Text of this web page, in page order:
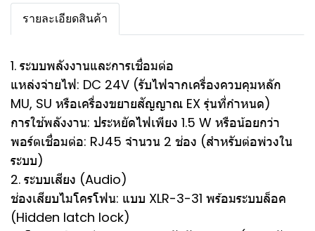
รายละเอียดสินค้า
1. ระบบพลังงานและการเชื่อมต่อ
แหล่งจ่ายไฟ: DC 24V (รับไฟจากเครื่องควบคุมหลัก
MU, SU หรือเครื่องขยายสัญญาณ EX รุ่นที่กำหนด)
การใช้พลังงาน: ประหยัดไฟเพียง 1.5 W หรือน้อยกว่า
พอร์ตเชื่อมต่อ: RJ45 จำนวน 2 ช่อง (สำหรับต่อพ่วงใน
ระบบ)
2. ระบบเสียง (Audio)
ช่องเสียบไมโครโฟน: แบบ XLR-3-31 พร้อมระบบล็อค
(Hidden latch lock)